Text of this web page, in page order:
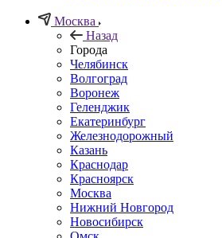
Москва
Назад
Города
Челябинск
Волгоград
Воронеж
Геленджик
Екатеринбург
Железнодорожный
Казань
Краснодар
Красноярск
Москва
Нижний Новгород
Новосибирск